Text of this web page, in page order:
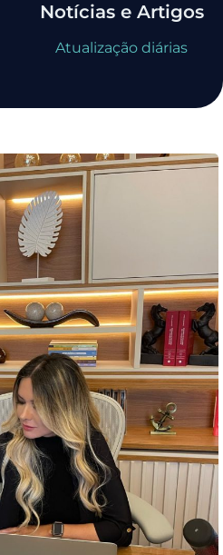
Notícias e Artigos
Atualização diárias